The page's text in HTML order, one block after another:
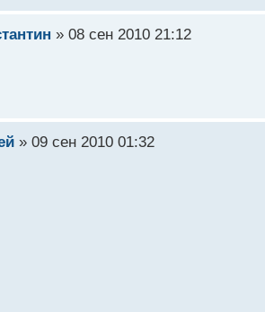
» 08 сен 2010 21:12
» 09 сен 2010 01:32